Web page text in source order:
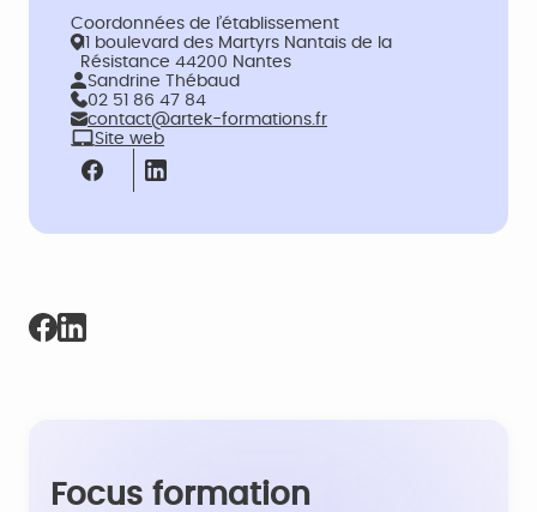
Coordonnées de l’établissement
11 boulevard des Martyrs Nantais de la
Résistance 44200 Nantes
Sandrine Thébaud
02 51 86 47 84
contact@artek-formations.fr
Site web
Focus formation